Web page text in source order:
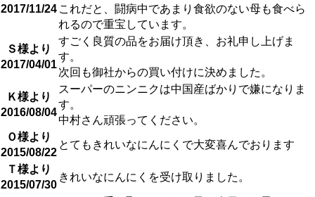
2017/11/24 これだと、闘病中であまり食欲のない母も食べら
れるので重宝しています。
Ｓ様より
2017/04/01
すごく良質の品をお届け頂き、お礼申し上げま
す。
次回も御社からの買い付けに決めました。
Ｋ様より
2016/08/04
スーパーのニンニクは中国産ばかりで嫌になりま
す。
中村さん頑張ってください。
Ｏ様より
2015/08/22
とてもきれいなにんにくで大変喜んでおります
Ｔ様より
2015/07/30
きれいなにんにくを受け取りました。